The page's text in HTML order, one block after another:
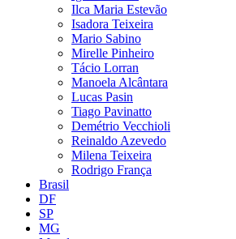
Ilca Maria Estevão
Isadora Teixeira
Mario Sabino
Mirelle Pinheiro
Tácio Lorran
Manoela Alcântara
Lucas Pasin
Tiago Pavinatto
Demétrio Vecchioli
Reinaldo Azevedo
Milena Teixeira
Rodrigo França
Brasil
DF
SP
MG